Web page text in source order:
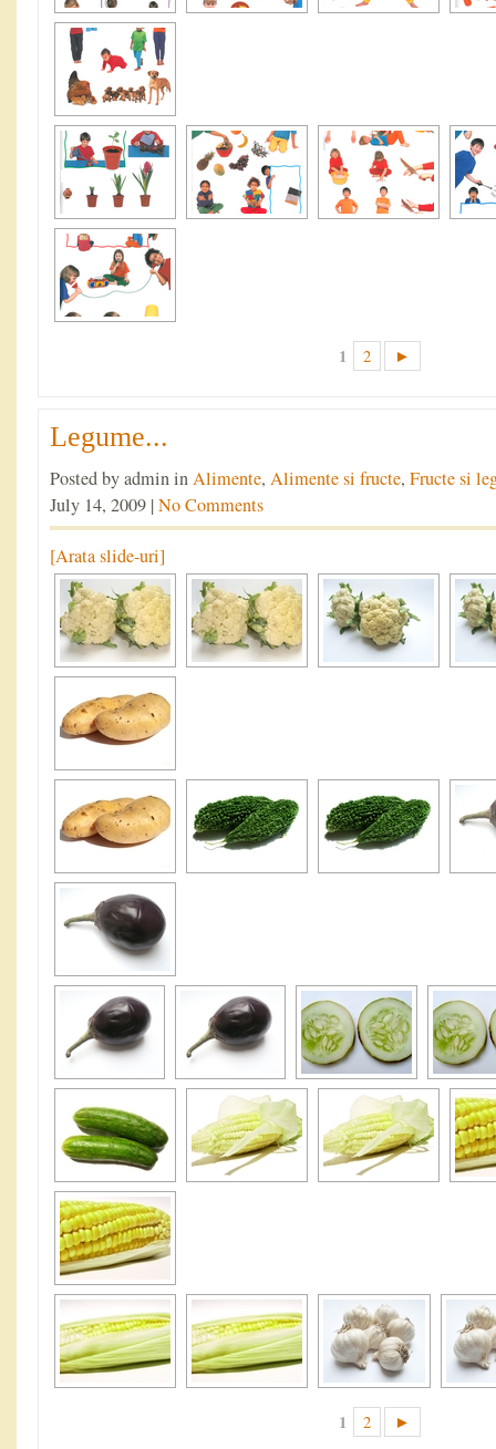
1 2 ►
Legume...
Posted by admin inAlimente, Alimente si fructe, Fructe si
July 14, 2009 |No Comments
[Arata slide-uri]
1 2 ►